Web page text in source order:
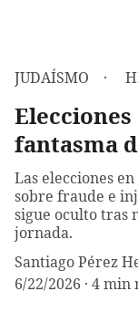
JUDAÍSMO
fantasma
Las elecciones
sobre fraude e
sigue oculto tras
jornada.
Santiago Pérez
6/22/2026 4 min